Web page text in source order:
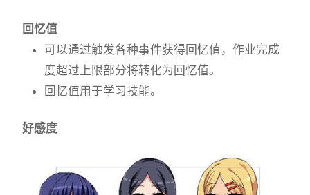
回忆值
可以通过触发各种事件获得回忆值，作业完成
度超过上限部分将转化为回忆值。
回忆值用于学习技能。
好感度